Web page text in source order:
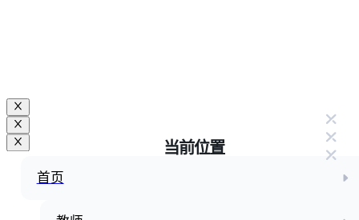
当前位置
首页